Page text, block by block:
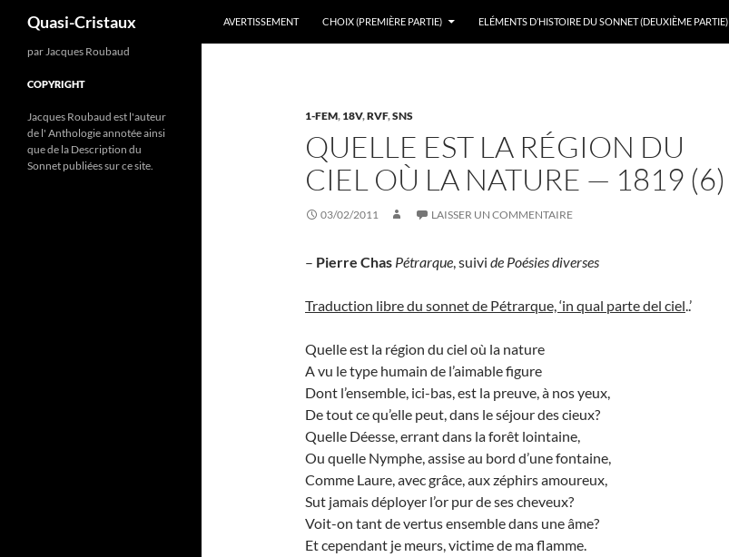
Aller
Quasi-Cristaux AVERTISSEMENT CHOIX (PREMIÈRE PARTIE) ELÉMENTS D’HISTOIRE DU SONNET (DEUXIÈME PARTIE)
1-FEM, 18V,RVF,SNS
QUELLE EST LA RÉGION DU
CIEL OÙ LA NATURE — 1819 (6)
03/02/2011 LAISSER UN COMMENTAIRE
– Pierre Chas Pétrarque, suivi de Poésies diverses
Traduction libre du sonnet de Pétrarque, ‘in qual parte del ciel..’
Quelle est la région du ciel où la nature
A vu le type humain de l’aimable figure
Dont l’ensemble, ici-bas, est la preuve, à nos yeux,
De tout ce qu’elle peut, dans le séjour des cieux?
Quelle Déesse, errant dans la forêt lointaine,
Ou quelle Nymphe, assise au bord d’une fontaine,
Comme Laure, avec grâce, aux zéphirs amoureux,
Sut jamais déployer l’or pur de ses cheveux?
Voit-on tant de vertus ensemble dans une âme?
Et cependant je meurs, victime de ma flamme.
par Jacques Roubaud
COPYRIGHT
Jacques Roubaud est l'auteur
de l' Anthologie annotée ainsi
que de la Description du
Sonnet publiées sur ce site.